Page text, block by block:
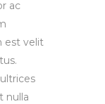
ac
est velit
nulla